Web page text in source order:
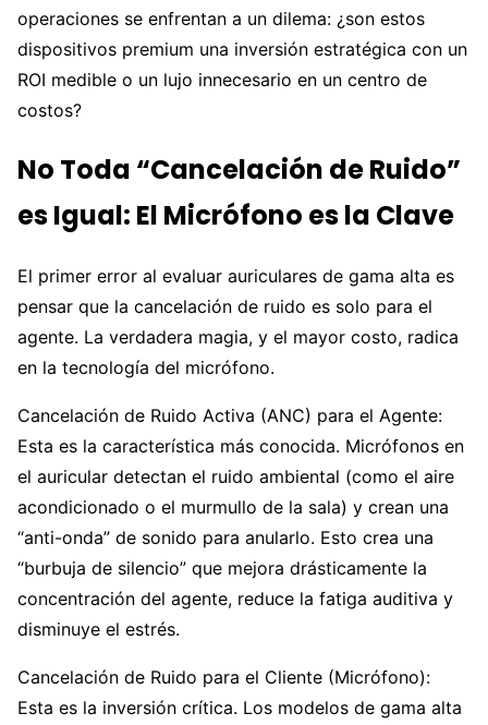
operaciones se enfrentan a un dilema: ¿son estos
dispositivos premium una inversión estratégica con un
ROI medible o un lujo innecesario en un centro de
costos?
No Toda “Cancelación de Ruido”
es Igual: El Micrófono es la Clave
El primer error al evaluar auriculares de gama alta es
pensar que la cancelación de ruido es solo para el
agente. La verdadera magia, y el mayor costo, radica
en la tecnología del micrófono.
Cancelación de Ruido Activa (ANC) para el Agente:
Esta es la característica más conocida. Micrófonos en
el auricular detectan el ruido ambiental (como el aire
acondicionado o el murmullo de la sala) y crean una
“anti-onda” de sonido para anularlo. Esto crea una
“burbuja de silencio” que mejora drásticamente la
concentración del agente, reduce la fatiga auditiva y
disminuye el estrés.
Cancelación de Ruido para el Cliente (Micrófono):
Esta es la inversión crítica. Los modelos de gama alta